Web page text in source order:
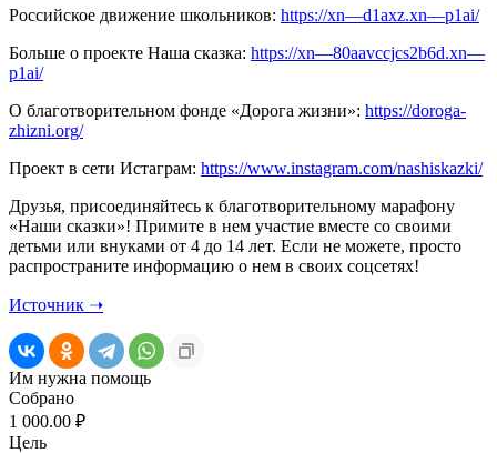
Российское движение школьников: https://xn—d1axz.xn—p1ai/
Больше о проекте Наша сказка: https://xn—80aavccjcs2b6d.xn—
p1ai/
О благотворительном фонде «Дорога жизни»: https://doroga-
zhizni.org/
Проект в сети Истаграм: https://www.instagram.com/nashiskazki/
Друзья, присоединяйтесь к благотворительному марафону
«Наши сказки»! Примите в нем участие вместе со своими
детьми или внуками от 4 до 14 лет. Если не можете, просто
распространите информацию о нем в своих соцсетях!
Источник ➝
Им нужна помощь
Собрано
1 000.00 ₽
Цель